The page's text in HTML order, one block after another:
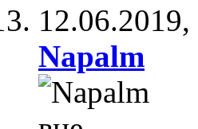
12.06.2019,
Napalm